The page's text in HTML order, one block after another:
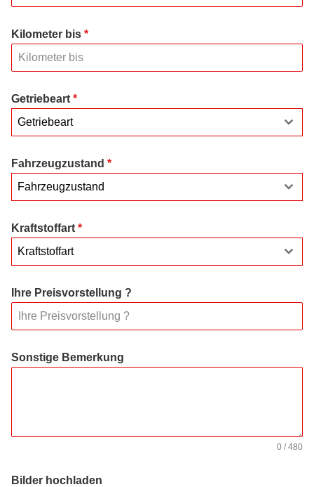
Kilometer bis *
Getriebeart *
Getriebeart
Fahrzeugzustand *
Fahrzeugzustand
Kraftstoffart *
Kraftstoffart
Ihre Preisvorstellung ?
Sonstige Bemerkung
0 / 480
Bilder hochladen